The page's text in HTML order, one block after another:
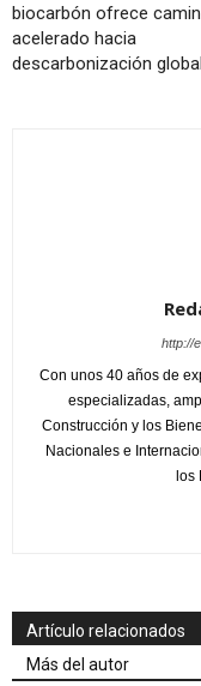
biocarbón ofrece
acelerado hacia
descarbonización global
http://
Con unos 40 años de
especializadas,
Construcción y los
Nacionales e
los
Artículo relacionados
Más del autor